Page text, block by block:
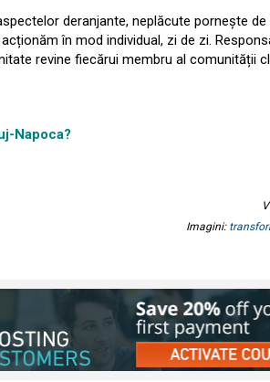
deranjante, neplăcute pornește
în mod individual, zi de zi.
revine fiecărui membru al comunității
Napoca?
Imagini: